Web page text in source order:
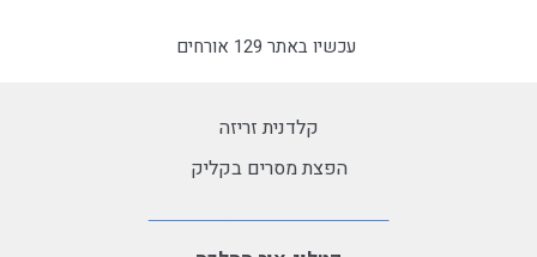
עכשיו באתר 129 אורחים
קלדנית זריזה
הפצת מסרים בקליק